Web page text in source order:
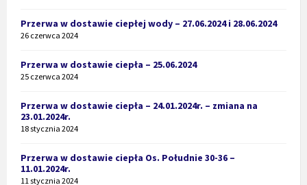
Przerwa w dostawie ciepłej wody – 27.06.2024 i 28.06.2024
26 czerwca 2024
Przerwa w dostawie ciepła – 25.06.2024
25 czerwca 2024
Przerwa w dostawie ciepła – 24.01.2024r. – zmiana na
23.01.2024r.
18 stycznia 2024
Przerwa w dostawie ciepła Os. Południe 30-36 –
11.01.2024r.
11 stycznia 2024